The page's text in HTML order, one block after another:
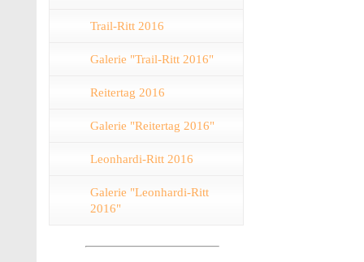
Trail-Ritt 2016
Galerie "Trail-Ritt 2016"
Reitertag 2016
Galerie "Reitertag 2016"
Leonhardi-Ritt 2016
Galerie "Leonhardi-Ritt
2016"